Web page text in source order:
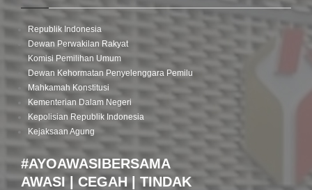
Republik Indonesia
Dewan Perwakilan Rakyat
Komisi Pemilihan Umum
Dewan Kehormatan Penyelenggara Pemilu
Mahkamah Konstitusi
Kementerian Dalam Negeri
Kepolisian Republik Indonesia
Kejaksaan Agung
#AYOAWASIBERSAMA
AWASI | CEGAH | TINDAK